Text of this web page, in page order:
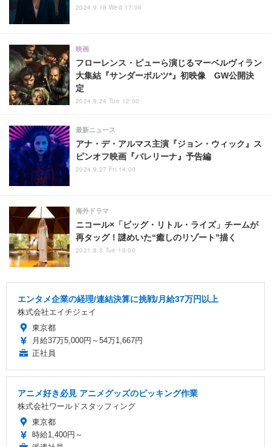
2024.9.18 Wed 17:00
フローレンス・ピューら演じるマーベルヴィラン
大集結『サンダーボルツ*』初映像 GW公開決
定
映画
2024.9.24 Tue 12:00
アナ・デ・アルマス主演『ジョン・ウィック』ス
ピンオフ映画『バレリーナ』予告編
最新ニュース
2024.9.27 Fri 14:00
ニコール×「ビッグ・リトル・ライズ」チームが
再タッグ！謎めいた“癒しのリゾート”描く
海外ドラマ
2021.8.3 Tue 19:00
エンタメ企業の経理/連結決算に挑戦/月給37万円以上
株式会社エイチジェイ
東京都
月給37万5,000円～54万1,667円
正社員
アニメ好き必見 アニメグッズのピッキング作業
株式会社ワールドスタッフィング
東京都
時給1,400円～